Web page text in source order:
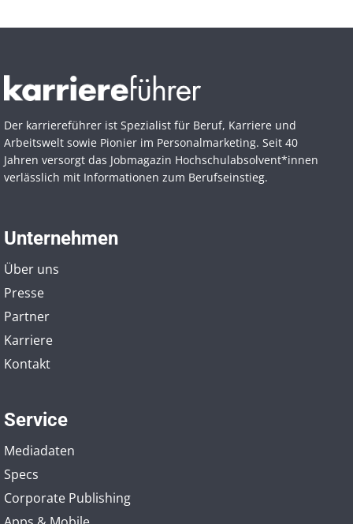
Der karriereführer ist Spezialist für Beruf, Karriere und
Arbeitswelt sowie Pionier im Personal­marketing. Seit 40
Jahren versorgt das Jobmagazin Hochschul­absolvent*innen
verlässlich mit Informationen zum Berufseinstieg.
Unternehmen
Über uns
Presse
Partner
Karriere
Kontakt
Service
Mediadaten
Specs
Corporate Publishing